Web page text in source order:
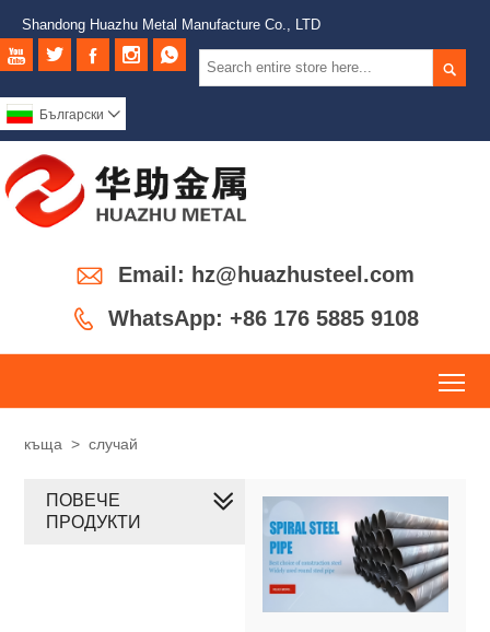
Shandong Huazhu Metal Manufacture Co., LTD

    
Български 
 Email: hz@huazhusteel.com
 WhatsApp: +86 176 5885 9108
къща > случай
ПОВЕЧЕ
ПРОДУКТИ